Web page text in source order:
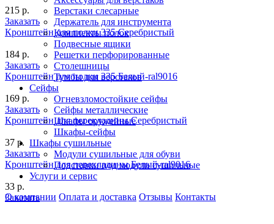
Верстаки слесарные
Держатель для инструмента
Комплекты полок
Подвесные ящики
Решетки перфорированные
Столешницы
Тумбы для верстаков
Сейфы
Огневзломостойкие сейфы
Сейфы металлические
Шкафы оружейные
Шкафы-сейфы
Шкафы сушильные
Модули сушильные для обуви
Подставки под модули сушильные
Услуги и сервис
О компании Оплата и доставка Отзывы Контакты
215 р.
Заказать
Кронштейн для полки 335 Серебристый
184 р.
Заказать
Кронштейн для полки 335 Белый-ral9016
169 р.
Заказать
Кронштейн для перекладины Серебристый
37 р.
Заказать
Кронштейн для перекладины Белый-ral9016
33 р.
Заказать